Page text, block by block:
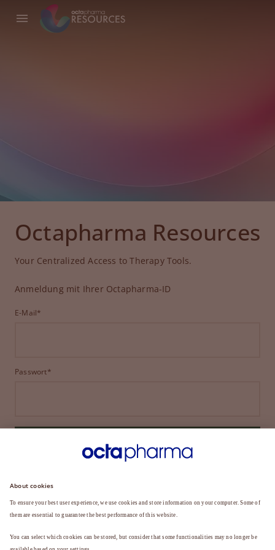
Octapharma Resources
Your Centralized Access to Therapy Tools.
Anmeldung mit Ihrer Octapharma-ID
E-Mail*
Passwort*
ANMELDEN